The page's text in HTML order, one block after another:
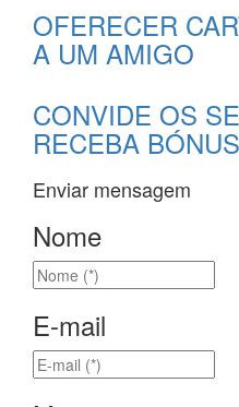
OFERECER
A UM AMIGO
CONVIDE OS
RECEBA BÓNUS
Enviar mensagem
Nome
E-mail